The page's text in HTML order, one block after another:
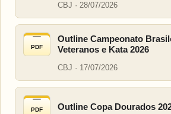
CBJ · 28/07/2026
PDF
Outline Campeonato
Veteranos e Kata 2026
CBJ · 17/07/2026
PDF Outline Copa Dourados